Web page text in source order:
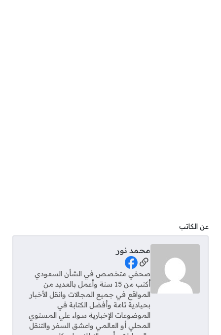
عن الكاتب
محمد نور
Social Links
صحفي متخصص في الشأن السعودي
أكتب من 15 سنة وأعمل بالعديد من
المواقع في جميع المجالات وانقل الأخبار
بحيادية تامة وأفضل الكتابة في
الموضوعات الإخبارية سواء علي المستوي
المحلي أو العالمي واعشق السفر والتنقل